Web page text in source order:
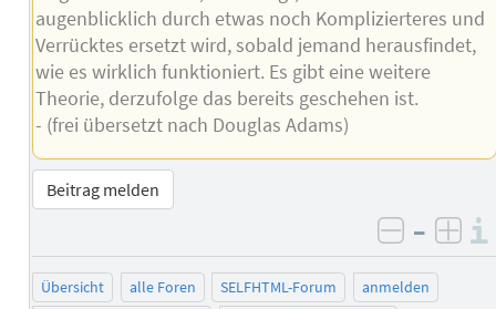
augenblicklich durch etwas noch Komplizierteres und
Verrücktes ersetzt wird, sobald jemand herausfindet,
wie es wirklich funktioniert. Es gibt eine weitere
Theorie, derzufolge das bereits geschehen ist.
- (frei übersetzt nach Douglas Adams)
Beitrag melden
negativ
–
Übersicht alle Foren SELFHTML-Forum
anmelden